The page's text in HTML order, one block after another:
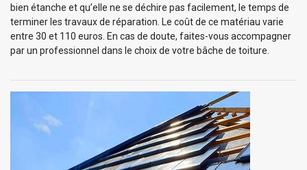
bien étanche et qu’elle ne se déchire pas facilement, le temps de
terminer les travaux de réparation. Le coût de ce matériau varie
entre 30 et 110 euros. En cas de doute, faites-vous accompagner
par un professionnel dans le choix de votre bâche de toiture.